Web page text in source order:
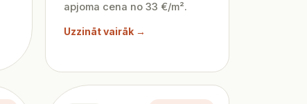
apjoma cena no 33 €/m².
Uzzināt vairāk →